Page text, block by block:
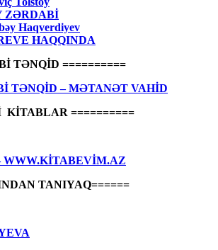
ZƏRDABİ
Haqverdiyev
HAQQINDA
TƏNQİD ==========
TƏNQİD – MƏTANƏT VAHİD
KİTABLAR ==========
WWW.KİTABEVİM.AZ
TANIYAQ======